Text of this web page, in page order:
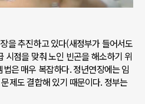
을 추진하고 있다(새정부가 들어서도
시점을 맞춰 노인 빈곤을 해소하기 위
은 매우 복잡하다. 정년연장에는 임
제도 결합해 있기 때문이다. 정부는